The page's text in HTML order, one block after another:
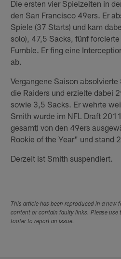
Die ersten vier Spielzeiten in
den San Francisco 49ers. Er
Spiele (37 Starts) und kam
solo), 47,5 Sacks, fünf
Fumble. Er fing eine
ab.
Vergangene Saison
die Raiders und erzielte dabei
sowie 3,5 Sacks. Er wehrte
Smith wurde im NFL Draft
gesamt) von den 49ers
Rookie of the Year" und stand
Derzeit ist Smith suspendiert.
This article has been reproduced in a new
content or contain faulty links. Please use
footer to report an issue.